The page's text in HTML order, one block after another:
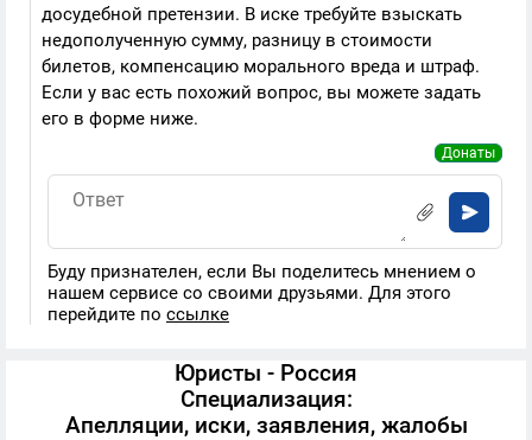
досудебной претензии. В иске требуйте взыскать
недополученную сумму, разницу в стоимости
билетов, компенсацию морального вреда и штраф.
Если у вас есть похожий вопрос, вы можете задать
его в форме ниже.
Донаты
Буду признателен, если Вы поделитесь мнением о
нашем сервисе со своими друзьями. Для этого
перейдите по ссылке
Юристы - Россия
Специализация:
Апелляции, иски, заявления, жалобы